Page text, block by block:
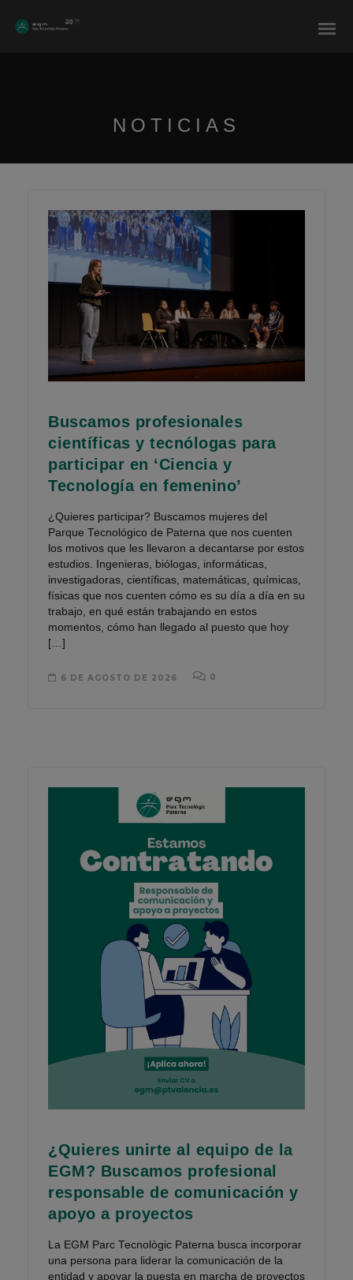
NOTICIAS
Buscamos profesionales
científicas y tecnólogas para
participar en ‘Ciencia y
Tecnología en femenino’
¿Quieres participar? Buscamos mujeres del
Parque Tecnológico de Paterna que nos cuenten
los motivos que les llevaron a decantarse por estos
estudios. Ingenieras, biólogas, informáticas,
investigadoras, científicas, matemáticas, químicas,
físicas que nos cuenten cómo es su día a día en su
trabajo, en qué están trabajando en estos
momentos, cómo han llegado al puesto que hoy
[…]
6 DE AGOSTO DE 2026 0
¿Quieres unirte al equipo de la
EGM? Buscamos profesional
responsable de comunicación y
apoyo a proyectos
La EGM Parc Tecnològic Paterna busca incorporar
una persona para liderar la comunicación de la
entidad y apoyar la puesta en marcha de proyectos